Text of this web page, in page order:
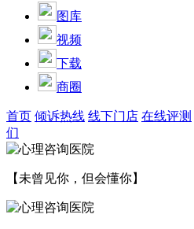
图库
视频
下载
商圈
首页 倾诉热线 线下门店 在线评测
们
【未曾见你，但会懂你】